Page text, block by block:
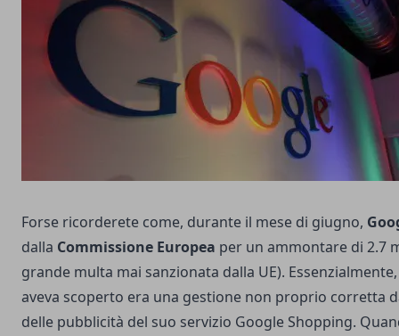
Forse ricorderete come, durante il mese di giugno,
dalla Commissione Europea per un ammontare di 2.7
grande multa mai sanzionata dalla UE).
aveva scoperto era una gestione non proprio corretta
delle pubblicità del suo servizio Google Shopping.